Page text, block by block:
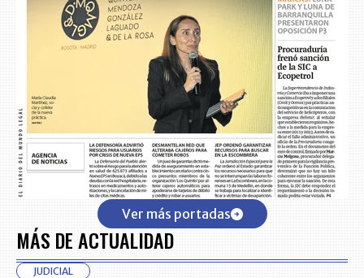
Ver más portadas
MÁS DE ACTUALIDAD
JUDICIAL